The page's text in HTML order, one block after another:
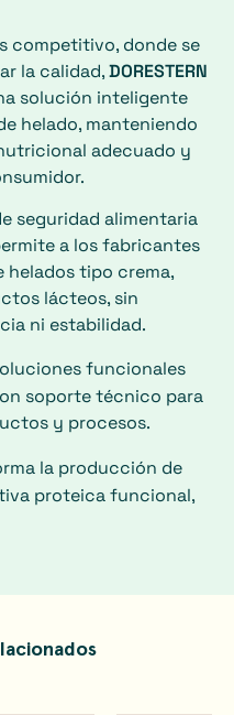
competitivo, donde se
la calidad,DORESTERN
solución inteligente
helado, manteniendo
adecuado y
seguridad alimentaria
a los fabricantes
helados tipo crema,
lácteos, sin
ni estabilidad.
funcionales
soporte técnico para
y procesos.
la producción de
proteica funcional,